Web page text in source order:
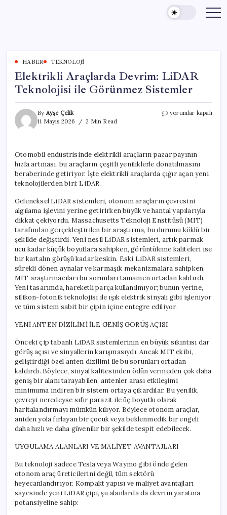
content
HABER TEKNOLOJI
Elektrikli Araçlarda Devrim: LiDAR
Teknolojisi ile Görünmez Sistemler
By Ayşe Çelik
11 Mayıs 2026
2 Min Read
Elektrikli
ile
Görünmez
Sistemler
yorumlar kapalı
Otomobil endüstrisinde elektrikli araçların pazar payının
hızla artması, bu araçların çeşitli yeniliklerle donatılmasını
beraberinde getiriyor. İşte elektrikli araçlarda çığır açan yeni
teknolojilerden biri: LiDAR.
Geleneksel LiDAR sistemleri, otonom araçların çevresini
algılama işlevini yerine getirirken büyük ve hantal yapılarıyla
dikkat çekiyordu. Massachusetts Teknoloji Enstitüsü (MIT)
tarafından gerçekleştirilen bir araştırma, bu durumu köklü bir
şekilde değiştirdi. Yeni nesil LiDAR sistemleri, artık parmak
ucu kadar küçük boyutlara sahipken, görüntüleme kaliteleri ise
bir kartalın görüşü kadar keskin. Eski LiDAR sistemleri,
sürekli dönen aynalar ve karmaşık mekanizmalara sahipken,
MIT araştırmacıları bu sorunları tamamen ortadan kaldırdı.
Yeni tasarımda, hareketli parça kullanılmıyor; bunun yerine,
silikon-fotonik teknolojisi ile ışık elektrik sinyali gibi işleniyor
ve tüm sistem sabit bir çipin içine entegre ediliyor.
YENİ ANTEN DİZİLİMİ İLE GENİŞ GÖRÜŞ AÇISI
Önceki çip tabanlı LiDAR sistemlerinin en büyük sıkıntısı dar
görüş açısı ve sinyallerin karışmasıydı. Ancak MIT ekibi,
geliştirdiği özel anten dizilimi ile bu sorunları ortadan
kaldırdı. Böylece, sinyal kalitesinden ödün vermeden çok daha
geniş bir alanı tarayabilen, antenler arası etkileşimi
minimuma indiren bir sistem ortaya çıkardılar. Bu yenilik,
çevreyi neredeyse sıfır parazit ile üç boyutlu olarak
haritalandırmayı mümkün kılıyor. Böylece otonom araçlar,
aniden yola fırlayan bir çocuk veya beklenmedik bir engeli
daha hızlı ve daha güvenilir bir şekilde tespit edebilecek.
UYGULAMA ALANLARI VE MALİYET AVANTAJLARI
Bu teknoloji sadece Tesla veya Waymo gibi önde gelen
otonom araç üreticilerini değil, tüm sektörü
heyecanlandırıyor. Kompakt yapısı ve maliyet avantajları
sayesinde yeni LiDAR çipi, şu alanlarda da devrim yaratma
potansiyeline sahip: